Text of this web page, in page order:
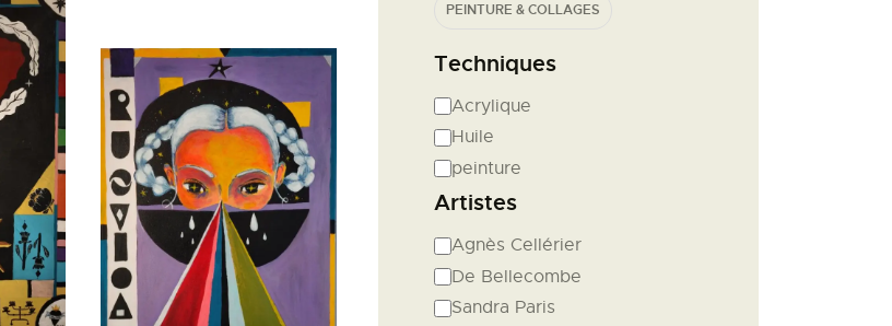
PEINTURE & COLLAGES
Techniques
Acrylique
Huile
peinture
Artistes
Agnès Cellérier
De Bellecombe
Sandra Paris